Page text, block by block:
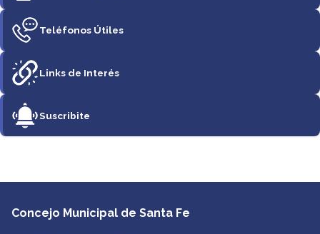
Teléfonos Útiles
Links de Interés
Suscribite
Concejo Municipal de Santa Fe